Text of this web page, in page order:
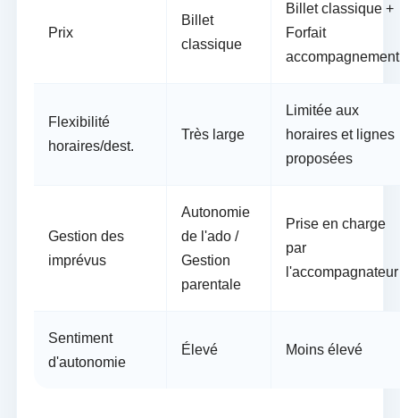
Prix
Billet
classique
Billet classique +
Forfait
accompagnement
Flexibilité
horaires/dest.
Très large
Limitée aux
horaires et lignes
proposées
Gestion des
imprévus
Autonomie
de l'ado /
Gestion
parentale
Prise en charge
par
l'accompagnateur
Sentiment
d'autonomie
Élevé Moins élevé